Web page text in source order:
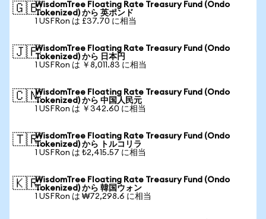
🇬🇧WisdomTree Floating Rate Treasury Fund (Ondo
Tokenized) から 英ポンド
1 USFRon は £37.70 に相当
🇯🇵WisdomTree Floating Rate Treasury Fund (Ondo
Tokenized) から 日本円
1 USFRon は ￥8,011.83 に相当
🇨🇳WisdomTree Floating Rate Treasury Fund (Ondo
Tokenized) から 中国人民元
1 USFRon は ￥342.60 に相当
🇹🇷WisdomTree Floating Rate Treasury Fund (Ondo
Tokenized) から トルコリラ
1 USFRon は ₺2,415.57 に相当
🇰🇷WisdomTree Floating Rate Treasury Fund (Ondo
Tokenized) から 韓国ウォン
1 USFRon は ₩72,298.6 に相当